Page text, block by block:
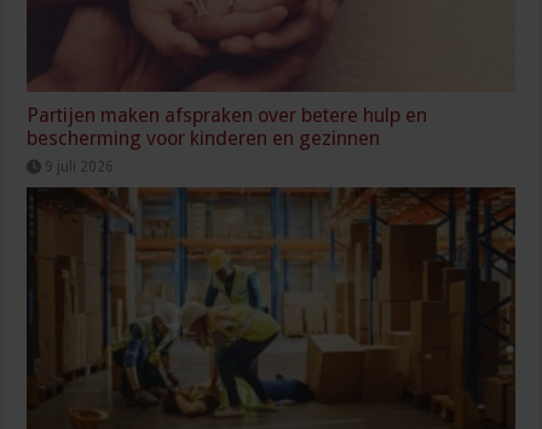
Partijen maken afspraken over betere hulp en
bescherming voor kinderen en gezinnen
9 juli 2026